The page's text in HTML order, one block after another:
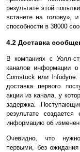
результате этой
встанете на голову»,
способности в 38000
4.2 Доставка
В компаниях с Уолл-
каналов информации
Comstock или Infodyne.
доставка первого
акции из канала, у
задержка.
результате
информацию об
Очевидно, что
первыми, без